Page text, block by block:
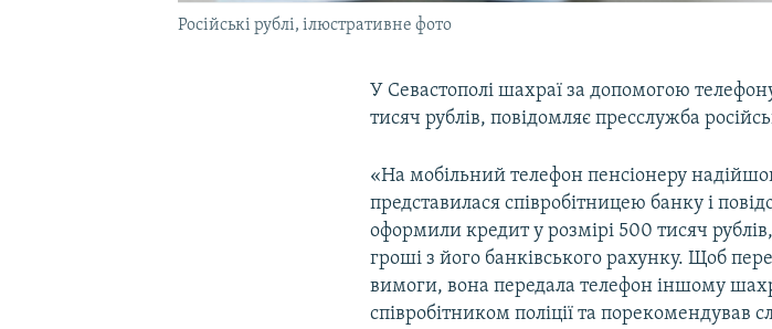
Російські рублі, ілюстративне фото
У Севастополі шахраї за допомогою
тисяч рублів, повідомляє пресслужба
«На мобільний телефон пенсіонеру
представилася співробітницею банку і
оформили кредит у розмірі 500 тисяч
гроші з його банківського рахунку. Щоб
вимоги, вона передала телефон іншому
співробітником поліції та порекомендував